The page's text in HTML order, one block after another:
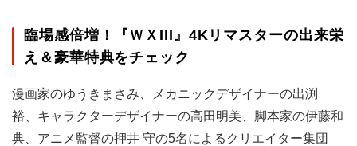
臨場感倍増！『ＷＸIII』4Kリマスターの出来栄
え＆豪華特典をチェック
漫画家のゆうきまさみ、メカニックデザイナーの出渕
裕、キャラクターデザイナーの高田明美、脚本家の伊藤和
典、アニメ監督の押井 守の5名によるクリエイター集団